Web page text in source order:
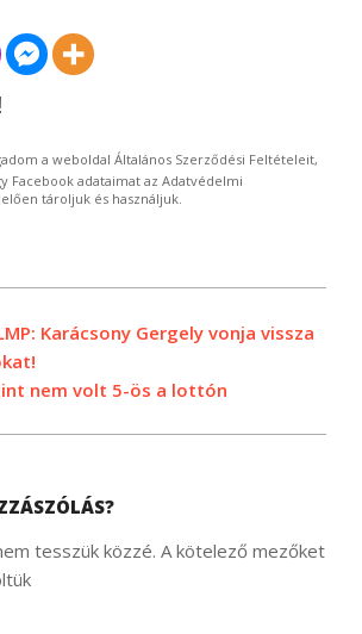
a weboldal Általános Szerződési Feltételeit,
Facebook adataimat az Adatvédelmi
tároljuk és használjuk.
Karácsony Gergely vonja vissza
nem volt 5-ös a lottón
tesszük közzé. A kötelező mezőket